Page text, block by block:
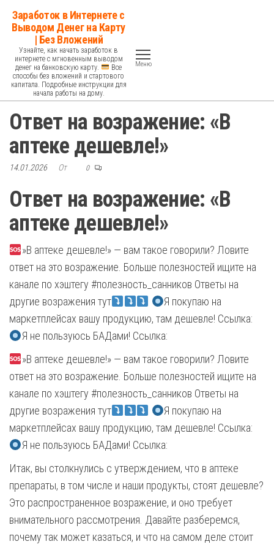
Перейти
содержимому
Заработок в Интернете с
Выводом Денег на Карту
| Без Вложений
Узнайте, как начать заработок в
интернете с мгновенным выводом
денег на банковскую карту.
Все
способы без вложений и стартового
капитала. Подробные инструкции для
начала работы на дому.
Меню
Ответ на возражение: «В
аптеке дешевле!»
14.01.2026 От 0
Ответ на возражение: «В
аптеке дешевле!»
»В аптеке дешевле!» — вам такое говорили? Ловите
ответ на это возражение. Больше полезностей ищите на
канале по хэштегу #полезность_санников Ответы на
другие возражения тут
Я покупаю на
маркетплейсах вашу продукцию, там дешевле! Ссылка:
Я не пользуюсь БАДами! Ссылка:
»В аптеке дешевле!» — вам такое говорили? Ловите
ответ на это возражение. Больше полезностей ищите на
канале по хэштегу #полезность_санников Ответы на
другие возражения тут
Я покупаю на
маркетплейсах вашу продукцию, там дешевле! Ссылка:
Я не пользуюсь БАДами! Ссылка:
Итак, вы столкнулись с утверждением, что в аптеке
препараты, в том числе и наши продукты, стоят дешевле?
Это распространенное возражение, и оно требует
внимательного рассмотрения. Давайте разберемся,
почему так может казаться, и что на самом деле стоит